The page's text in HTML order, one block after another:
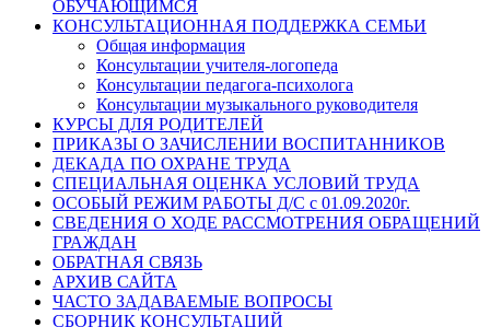
ОБУЧАЮЩИМСЯ
КОНСУЛЬТАЦИОННАЯ ПОДДЕРЖКА СЕМЬИ
Общая информация
Консультации учителя-логопеда
Консультации педагога-психолога
Консультации музыкального руководителя
КУРСЫ ДЛЯ РОДИТЕЛЕЙ
ПРИКАЗЫ О ЗАЧИСЛЕНИИ ВОСПИТАННИКОВ
ДЕКАДА ПО ОХРАНЕ ТРУДА
СПЕЦИАЛЬНАЯ ОЦЕНКА УСЛОВИЙ ТРУДА
ОСОБЫЙ РЕЖИМ РАБОТЫ Д/С с 01.09.2020г.
СВЕДЕНИЯ О ХОДЕ РАССМОТРЕНИЯ ОБРАЩЕНИЙ
ГРАЖДАН
ОБРАТНАЯ СВЯЗЬ
АРХИВ САЙТА
ЧАСТО ЗАДАВАЕМЫЕ ВОПРОСЫ
СБОРНИК КОНСУЛЬТАЦИЙ